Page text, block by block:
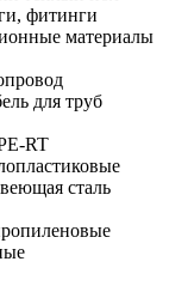
фитинги
материалы
для труб
RT
сталь